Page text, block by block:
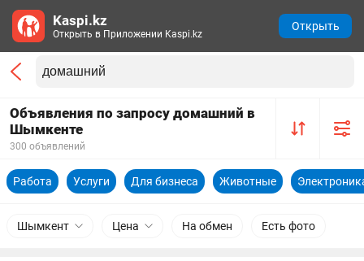
Объявления по запросу домашний в
Шымкенте
300 объявлений
Работа Услуги Для бизнеса Животные
Шымкент Цена На обмен Есть фото
Kaspi.kz
Открыть в Приложении Kaspi.kz
Открыть